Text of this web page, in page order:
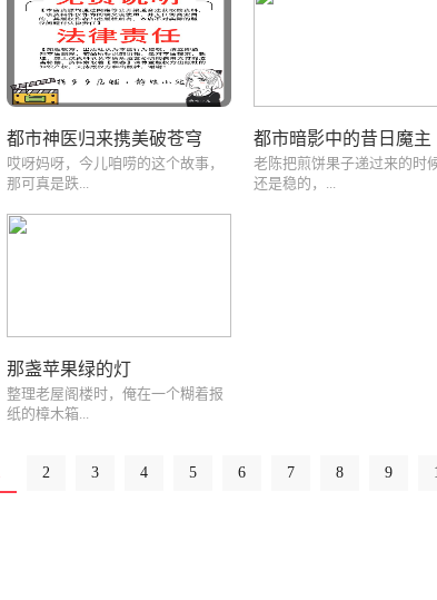
都市神医归来携美破苍穹
哎呀妈呀，今儿咱唠的这个故事，
那可真是跌...
都市暗影中的昔日魔主
老陈把煎饼果子递过来的时
还是稳的，...
那盏苹果绿的灯
整理老屋阁楼时，俺在一个糊着报
纸的樟木箱...
2 3 4 5 6 7 8 9